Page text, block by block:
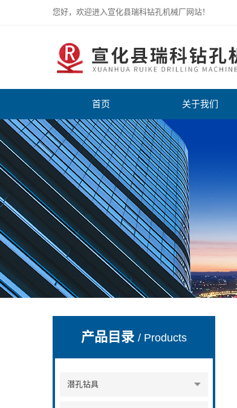
您好，欢迎进入宣化县瑞科钻孔机械厂网站！
宣化县瑞科钻孔机械厂
首页 关于我们
产品目录/ Products
潜孔钻具